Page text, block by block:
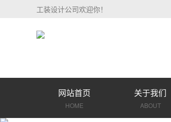
工装设计公司欢迎你！
网站首页
HOME
关于我们
ABOUT